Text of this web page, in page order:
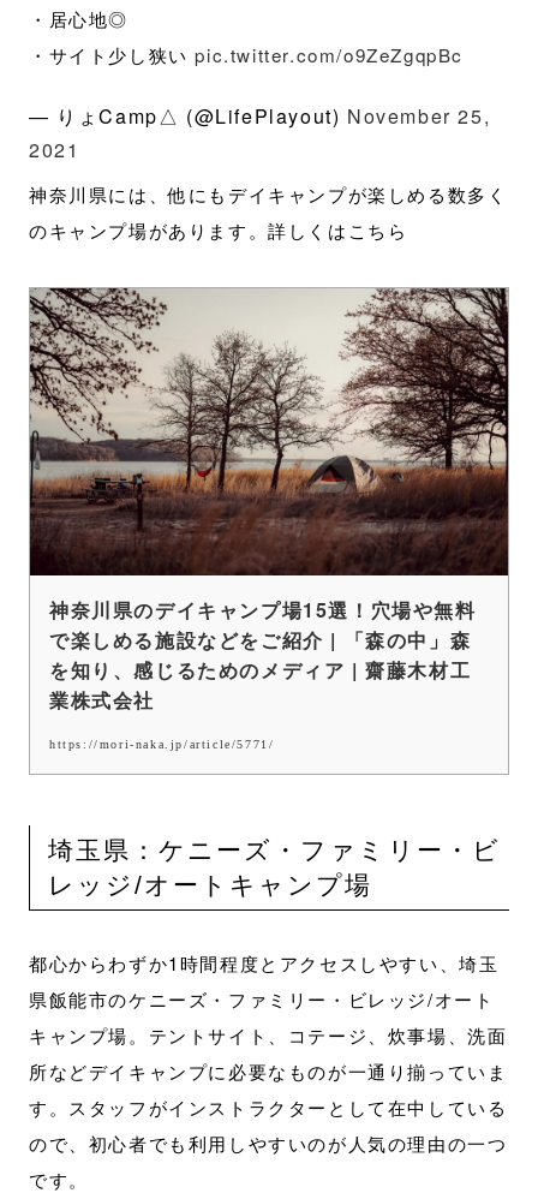
・居心地◎
・サイト少し狭いpic.twitter.com/o9ZeZgqpBc
— りょCamp△ (@LifePlayout) November 25,
2021
神奈川県には、他にもデイキャンプが楽しめる数多く
のキャンプ場があります。詳しくはこちら
神奈川県のデイキャンプ場15選！穴場や無料
で楽しめる施設などをご紹介 | 「森の中」森
を知り、感じるためのメディア | 齋藤木材工
業株式会社
https://mori-naka.jp/article/5771/
埼玉県：ケニーズ・ファミリー・ビ
レッジ/オートキャンプ場
都心からわずか1時間程度とアクセスしやすい、埼玉
県飯能市のケニーズ・ファミリー・ビレッジ/オート
キャンプ場。テントサイト、コテージ、炊事場、洗面
所などデイキャンプに必要なものが一通り揃っていま
す。スタッフがインストラクターとして在中している
ので、初心者でも利用しやすいのが人気の理由の一つ
です。